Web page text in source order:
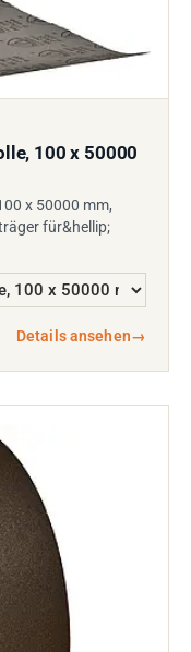
100 x 50000
x 50000 mm,
für&hellip;
Details ansehen→